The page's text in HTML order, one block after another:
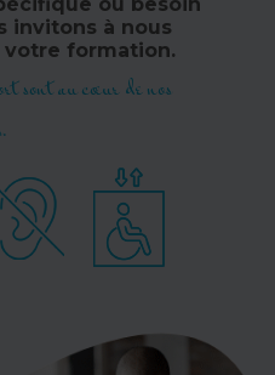
invitons à nous
formation.
sont au cœur de nos